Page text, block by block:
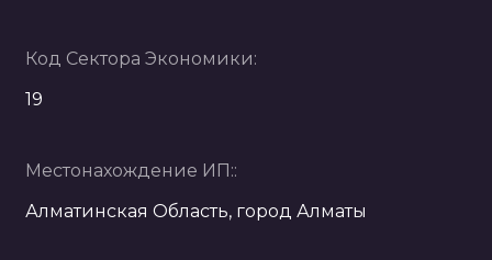
Код Сектора Экономики:
19
Местонахождение ИП::
Алматинская Область, город Алматы